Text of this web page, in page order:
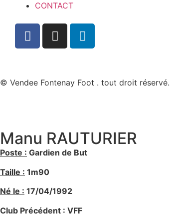
CONTACT
© Vendee Fontenay Foot . tout droit réservé.
Manu RAUTURIER
Poste : Gardien de But
Taille : 1m90
Né le : 17/04/1992
Club Précédent : VFF